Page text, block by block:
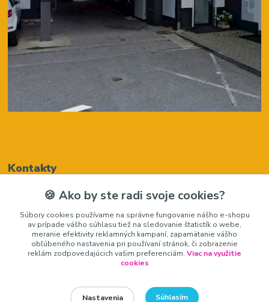
Kontakty
+421948050205
(Po-Pia, 8-16 hod.)
zariadeniedosalonu@gmail.com
🍪 Ako by ste radi svoje cookies?
Súbory cookies používame na správne fungovanie nášho e-shopu
av prípade vášho súhlasu tiež na sledovanie štatistík o webe,
meranie efektivity reklamných kampaní, zapamätanie vášho
obľúbeného nastavenia pri používaní stránok, či zobrazenie
reklám zodpovedajúcich vašim preferenciám. Viac na využitie
cookies
Nastavenia Súhlasím